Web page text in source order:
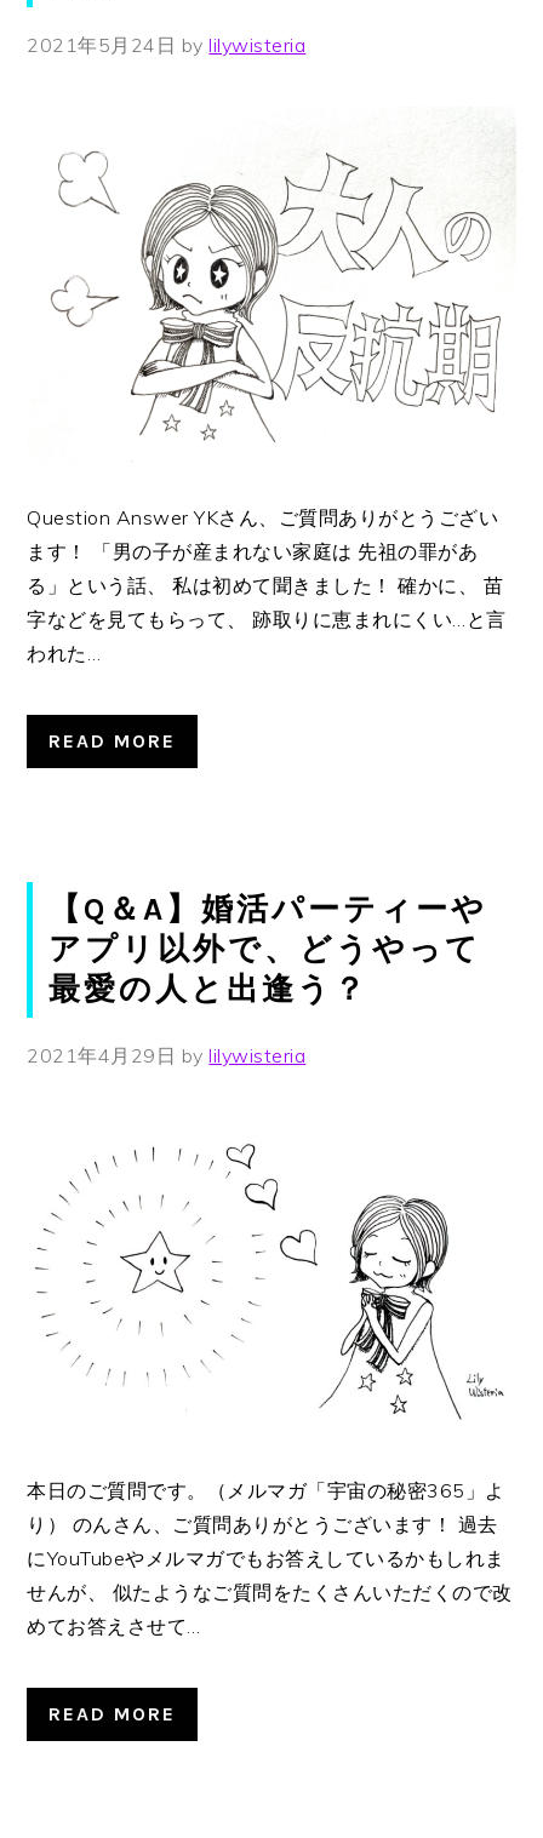
2021年5月24日 bylilywisteria
Question Answer YKさん、ご質問ありがとうござい
ます！ 「男の子が産まれない家庭は 先祖の罪があ
る」という話、 私は初めて聞きました！ 確かに、 苗
字などを見てもらって、 跡取りに恵まれにくい…と言
われた…
READ MORE
【Q＆A】婚活パーティーや
アプリ以外で、どうやって
最愛の人と出逢う？
2021年4月29日 bylilywisteria
本日のご質問です。（メルマガ「宇宙の秘密365」よ
り） のんさん、ご質問ありがとうございます！ 過去
にYouTubeやメルマガでもお答えしているかもしれま
せんが、 似たようなご質問をたくさんいただくので改
めてお答えさせて…
READ MORE